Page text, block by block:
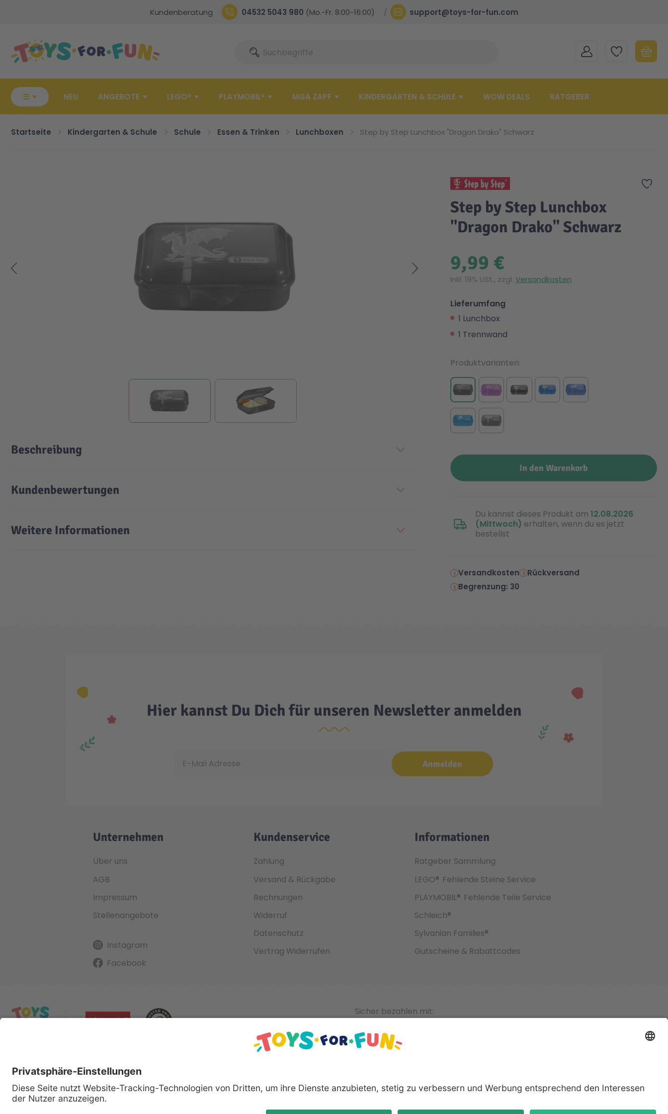
Kundenberatung 04532 5043 980 (Mo.-Fr. 8:00-16:00) support@toys-for-fun.com
SucheSuche MEIN KONTOMEINE WUNSCHLISTE
☰ NEU ANGEBOTE LEGO® PLAYMOBIL® MGA ZAPF KINDERGARTEN & SCHULE WOW DEALS RATGEBER
Startseite Kindergarten & Schule Schule Essen & Trinken Lunchboxen Step by Step Lunchbox "Dragon Drako" Schwarz
Zur
Step by Step Lunchbox
"Dragon Drako" Schwarz
9,99 €
Inkl. 19% USt., zzgl. Versandkosten
Lieferumfang
1 Lunchbox
1 Trennwand
In den Warenkorb
Du kannst dieses Produkt am 12.08.2026
(Mittwoch) erhalten, wenn du es jetzt
bestellst
Produktvarianten
Versandkosten
Rückversand
Begrenzung: 30
Beschreibung
Kundenbewertungen
Weitere Informationen
Hier kannst Du Dich für unseren Newsletter anmelden
Anmelden
Unternehmen
Über uns
AGB
Impressum
Stellenangebote
Instagram
Facebook
Kundenservice
Zahlung
Versand & Rückgabe
Rechnungen
Widerruf
Datenschutz
Vertrag Widerrufen
Informationen
Ratgeber Sammlung
LEGO® Fehlende Steine Service
PLAYMOBIL® Fehlende Teile Service
Schleich®
Sylvanian Families®
Gutscheine & Rabattcodes
Sicher bezahlen mit:
Alle genannten Produkte und Logos sind eingetragene Warenzeichen der jeweiligen